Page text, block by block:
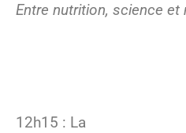
Entre nutrition, science et
12h15 : La